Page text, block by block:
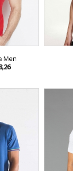
Men